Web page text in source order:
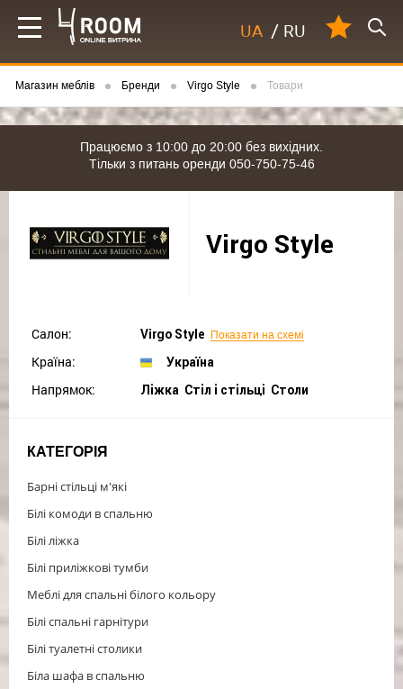
UA / RU
Магазин меблів Бренди Virgo Style Товари
Працюємо з 10:00 до 20:00 без вихідних.
Тільки з питань оренди 050-750-75-46
Virgo Style
Салон: Virgo Style Показати на схемі
Країна: Україна
Напрямок: Ліжка Cтіл і стільці Столи
КАТЕГОРІЯ
Барні стільці м'які
Білі комоди в спальню
Білі ліжка
Білі приліжкові тумби
Меблі для спальні білого кольору
Білі спальні гарнітури
Білі туалетні столики
Біла шафа в спальню